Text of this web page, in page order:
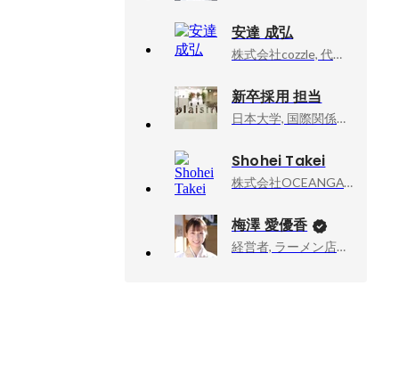
安達 成弘
株式会社cozzle, 代表取締役
新卒採用 担当
日本大学, 国際関係学部
Shohei Takei
株式会社OCEANGATE, 代表取締役COO
梅澤 愛優香
経営者, ラーメン店店主